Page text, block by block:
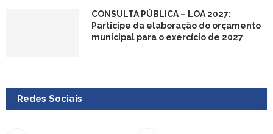
CONSULTA PÚBLICA – LOA 2027:
Participe da elaboração do orçamento
municipal para o exercício de 2027
Redes Sociais